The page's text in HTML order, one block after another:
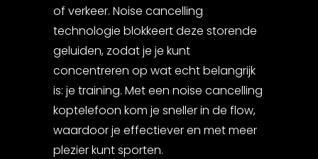
of verkeer. Noise cancelling
technologie blokkeert deze storende
geluiden, zodat je je kunt
concentreren op wat echt belangrijk
is: je training. Met een noise cancelling
koptelefoon kom je sneller in de flow,
waardoor je effectiever en met meer
plezier kunt sporten.